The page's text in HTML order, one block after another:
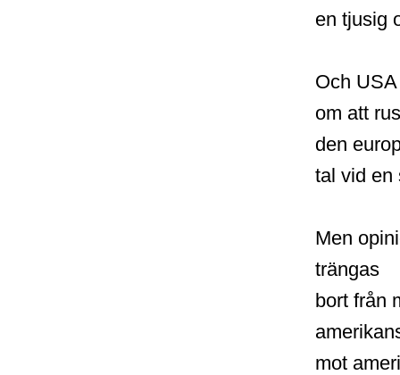
en tjusig
Och
om att
den
tal vid en
Men
trängas
bort från
mot